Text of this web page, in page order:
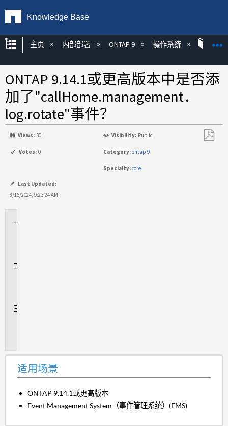
Knowledge Base
扩展/隐缩全局层次
主页 内部部署 ONTAP 9 操作系统
ONTAP 9.14.1或更高版本中是否添
加了"callHome.management．
log.rotate"事件？
Views: 30 Visibility: Public
Votes: 0 Category:ontap-9
Specialty:core
Last Updated:
8/16/2024, 9:23:24 AM
适用场景
ONTAP 9.14.1或更高版本
Event Management System（事件管理系统）(EMS)